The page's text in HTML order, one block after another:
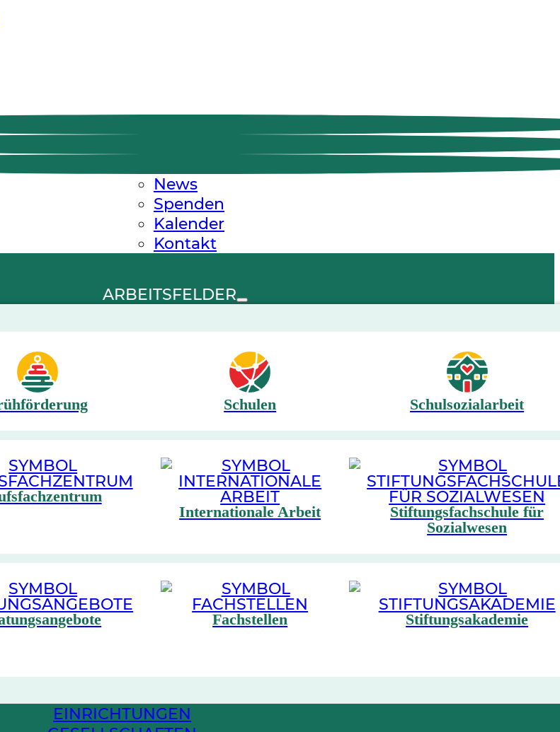
News
Spenden
Kalender
Kontakt
ARBEITSFELDER
Schulen Schulsozialarbeit
Internationale Arbeit
Stiftungsfachschule für
Sozialwesen
Fachstellen Stiftungsakademie
EINRICHTUNGEN